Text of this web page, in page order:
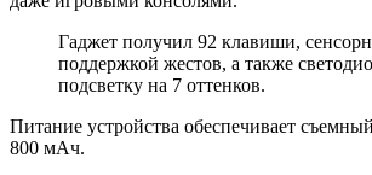
Гаджет получил 92 клавиши,
поддержкой жестов, а также
подсветку на 7 оттенков.
Питание устройства обеспечивает
800 мАч.